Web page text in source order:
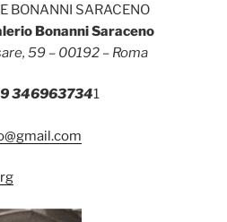
BONANNI SARACENO
Bonanni Saraceno
59 – 00192 – Roma
3469637341